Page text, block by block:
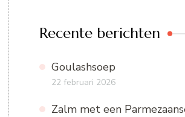
Recente berichten
Goulashsoep
22 februari 2026
Zalm met een